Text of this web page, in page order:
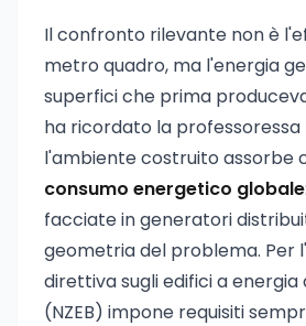
Il confronto rilevante non è
metro quadro, ma l'energia
superfici che prima
ha ricordato la professoressa
l'ambiente costruito assorbe
consumo energetico globale
facciate in generatori
geometria del problema. Per
direttiva sugli edifici a energia
(NZEB) impone requisiti